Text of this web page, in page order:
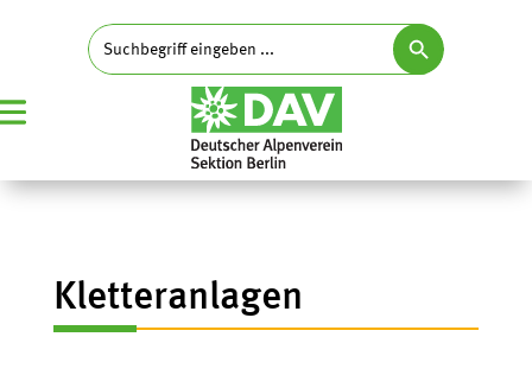
Search
for:
Search Button
Kletteranlagen